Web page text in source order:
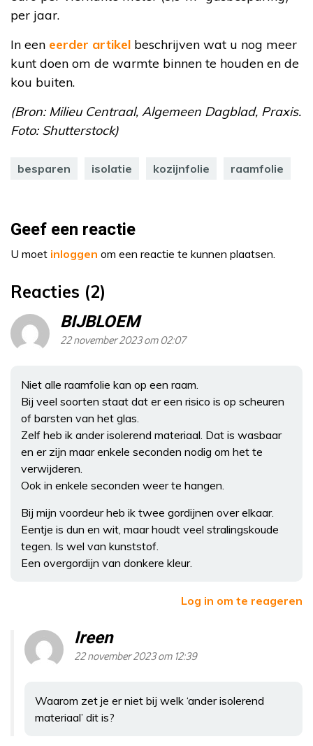
per jaar.
In een eerder artikel beschrijven wat u nog meer
kunt doen om de warmte binnen te houden en de
kou buiten.
(Bron: Milieu Centraal, Algemeen Dagblad, Praxis.
Foto: Shutterstock)
besparen isolatie kozijnfolie raamfolie
Geef een reactie
U moet inloggen om een reactie te kunnen plaatsen.
Reacties (2)
BIJBLOEM
22 november 2023 om 02:07
Niet alle raamfolie kan op een raam.
Bij veel soorten staat dat er een risico is op scheuren
of barsten van het glas.
Zelf heb ik ander isolerend materiaal. Dat is wasbaar
en er zijn maar enkele seconden nodig om het te
verwijderen.
Ook in enkele seconden weer te hangen.
Bij mijn voordeur heb ik twee gordijnen over elkaar.
Eentje is dun en wit, maar houdt veel stralingskoude
tegen. Is wel van kunststof.
Een overgordijn van donkere kleur.
Log in om te reageren
Ireen
22 november 2023 om 12:39
Waarom zet je er niet bij welk ‘ander isolerend
materiaal’ dit is?